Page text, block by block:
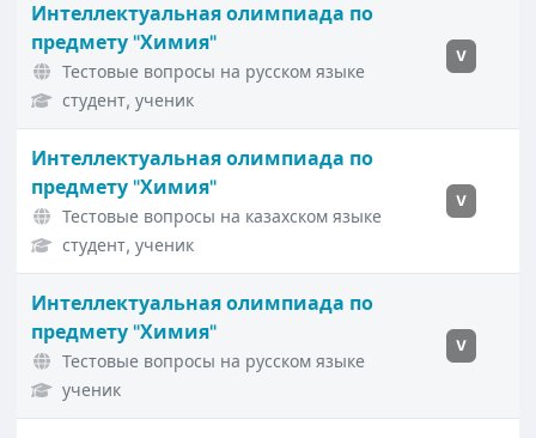
Интеллектуальная олимпиада по
предмету "Химия"
Тестовые вопросы на русском языке
студент, ученик
V
Интеллектуальная олимпиада по
предмету "Химия"
Тестовые вопросы на казахском языке
студент, ученик
V
Интеллектуальная олимпиада по
предмету "Химия"
Тестовые вопросы на русском языке
ученик
V